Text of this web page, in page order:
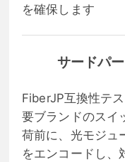
を確保します
サードパ
FiberJP互換性テ
要ブランドのスイ
荷前に、光モジュ
をエンコードし、